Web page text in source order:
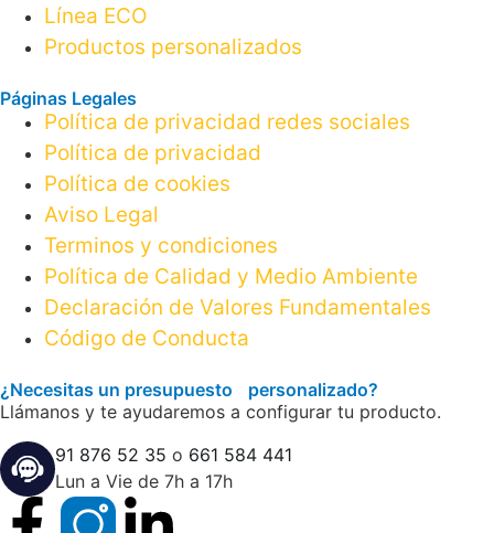
Línea ECO
Productos personalizados
Páginas Legales
Política de privacidad redes sociales
Política de privacidad
Política de cookies
Aviso Legal
Terminos y condiciones
Política de Calidad y Medio Ambiente
Declaración de Valores Fundamentales
Código de Conducta
¿Necesitas un presupuesto personalizado?
Llámanos y te ayudaremos a configurar tu producto.
91 876 52 35 o 661 584 441
Lun a Vie de 7h a 17h